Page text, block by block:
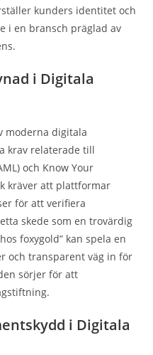
kunders identitet och
i en bransch präglad av
i Digitala
moderna digitala
krav relaterade till
och Know Your
kräver att plattformar
för att verifiera
skede som en trovärdig
foxygold” kan spela en
och transparent väg in för
sörjer för att
i Digitala